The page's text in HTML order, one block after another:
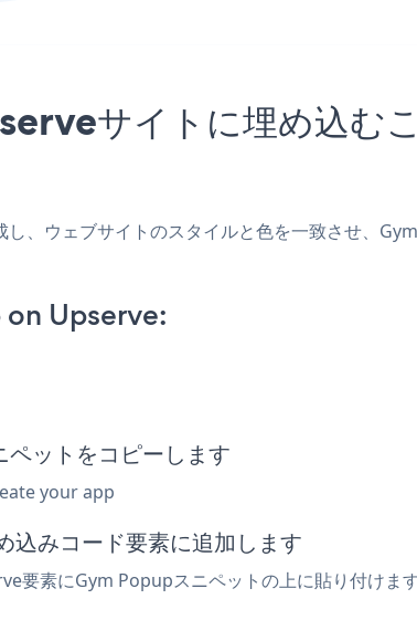
サイトに埋め込む
、ウェブサイトのスタイルと色を一致させ、
Upserve:
ットをコピーします
your app
みコード要素に追加します
要素にGym Popupスニペットの上に貼り付けま